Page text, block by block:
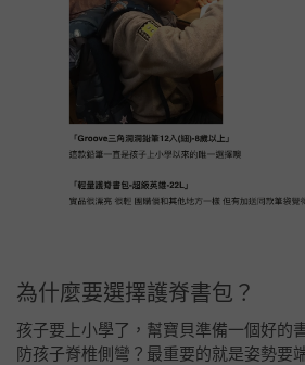
為什麼要選擇護脊書包？
孩子要上小學了，幫寶貝準備一個好的
防孩子脊椎側彎？最重要的就是姿勢要